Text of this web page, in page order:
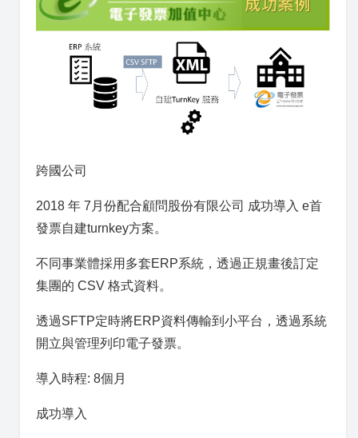
跨國公司
2018 年 7月份配合顧問股份有限公司 成功導入 e首
發票自建turnkey方案。
不同事業體採用多套ERP系統，透過正規畫後訂定
集團的 CSV 格式資料。
透過SFTP定時將ERP資料傳輸到小平台，透過系統
開立與管理列印電子發票。
導入時程: 8個月
成功導入